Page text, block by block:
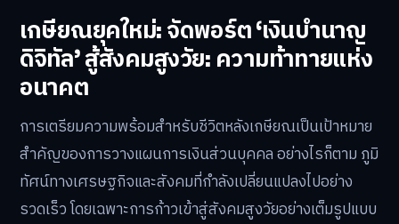
เกษียณยุคใหม่: จัดพอร์ต ‘เงินบำนาญ
ดิจิทัล’ สู้สังคมสูงวัย: ความท้าทายแห่ง
อนาคต
การเตรียมความพร้อมสำหรับชีวิตหลังเกษียณเป็นเป้าหมาย
สำคัญของการวางแผนการเงินส่วนบุคคล อย่างไรก็ตาม ภูมิ
ทัศน์ทางเศรษฐกิจและสังคมที่กำลังเปลี่ยนแปลงไปอย่าง
รวดเร็ว โดยเฉพาะการก้าวเข้าสู่สังคมสูงวัยอย่างเต็มรูปแบบ